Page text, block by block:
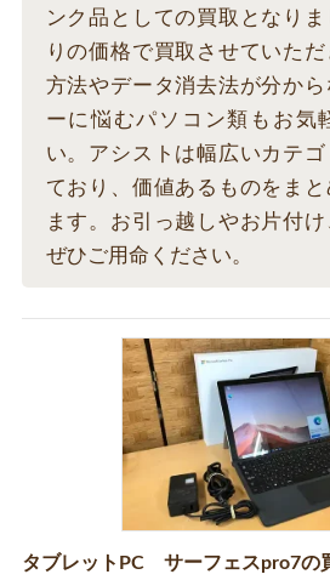
ンク品としての買取となり
りの価格で買取させていた
方法やデータ消去法が分か
ーに悩むパソコン類もお気
い。アシストは幅広いカテ
ており、価値あるものをま
ます。お引っ越しやお片付
ぜひご用命ください。
タブレットPC サーフェスpro7の